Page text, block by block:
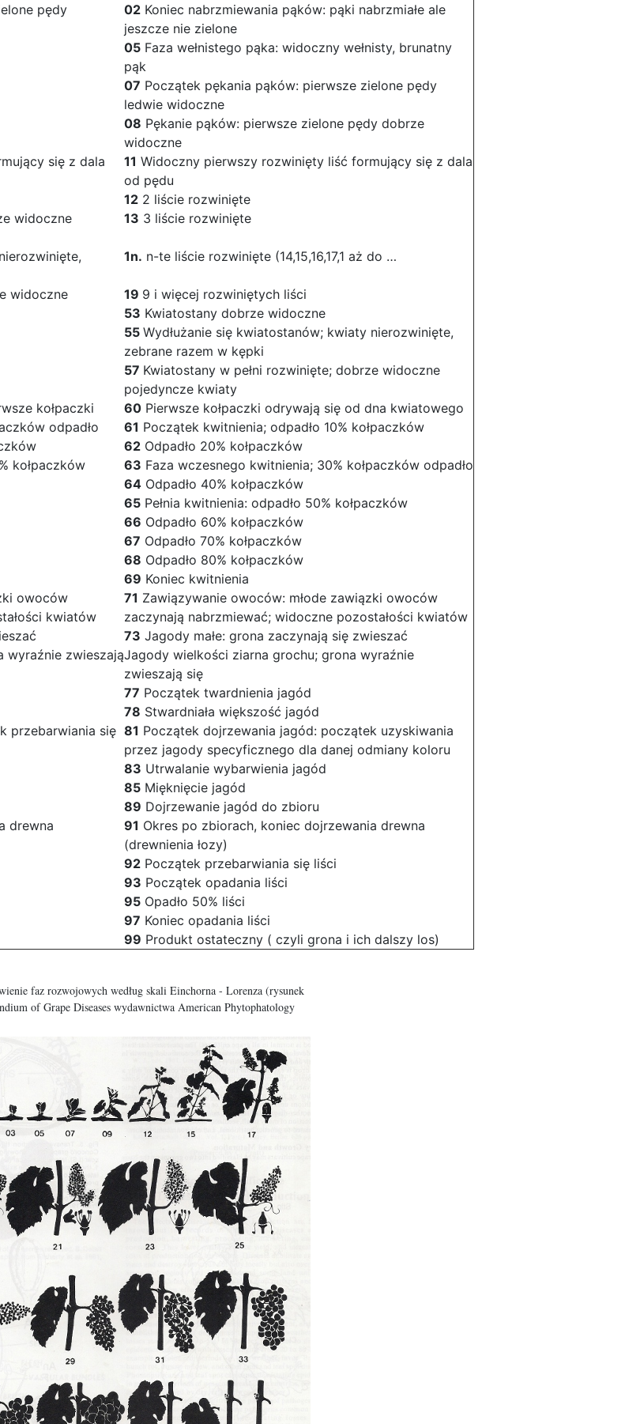
pędy 02 Koniec nabrzmiewania pąków: pąki nabrzmiałe ale
jeszcze nie zielone
05 Faza wełnistego pąka: widoczny wełnisty, brunatny
pąk
07 Początek pękania pąków: pierwsze zielone pędy
ledwie widoczne
08 Pękanie pąków: pierwsze zielone pędy dobrze
widoczne
się z dala
11 Widoczny pierwszy rozwinięty liść formujący się z dala
od pędu
12 2 liście rozwinięte
widoczne
13 3 liście rozwinięte
1n. n-te liście rozwinięte (14,15,16,17,1 aż do …
widoczne
19 9 i więcej rozwiniętych liści
53 Kwiatostany dobrze widoczne
55 Wydłużanie się kwiatostanów; kwiaty nierozwinięte,
zebrane razem w kępki
57 Kwiatostany w pełni rozwinięte; dobrze widoczne
pojedyncze kwiaty
kołpaczki 60 Pierwsze kołpaczki odrywają się od dna kwiatowego
odpadło 61 Początek kwitnienia; odpadło 10% kołpaczków
62 Odpadło 20% kołpaczków
kołpaczków 63 Faza wczesnego kwitnienia; 30% kołpaczków odpadło
64 Odpadło 40% kołpaczków
65 Pełnia kwitnienia: odpadło 50% kołpaczków
66 Odpadło 60% kołpaczków
67 Odpadło 70% kołpaczków
68 Odpadło 80% kołpaczków
69 Koniec kwitnienia
owoców
kwiatów
71 Zawiązywanie owoców: młode zawiązki owoców
zaczynają nabrzmiewać; widoczne pozostałości kwiatów
73 Jagody małe: grona zaczynają się zwieszać
wyraźnie zwieszająJagody wielkości ziarna grochu; grona wyraźnie
zwieszają się
77 Początek twardnienia jagód
78 Stwardniała większość jagód
przebarwiania się 81 Początek dojrzewania jagód: początek uzyskiwania
przez jagody specyficznego dla danej odmiany koloru
83 Utrwalanie wybarwienia jagód
85 Mięknięcie jagód
89 Dojrzewanie jagód do zbioru
drewna
91 Okres po zbiorach, koniec dojrzewania drewna
(drewnienia łozy)
92 Początek przebarwiania się liści
93 Początek opadania liści
95 Opadło 50% liści
97 Koniec opadania liści
99 Produkt ostateczny ( czyli grona i ich dalszy los)
faz rozwojowych według skali Einchorna - Lorenza (rysunek
of Grape Diseases wydawnictwa American Phytophatology